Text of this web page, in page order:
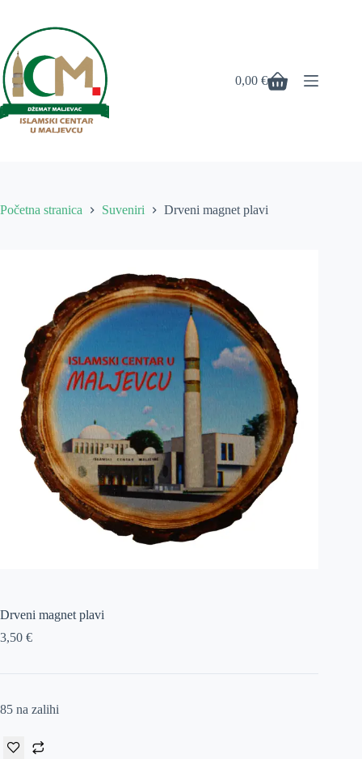
sadržaj
Košarica
0,00€
Početna stranica Suveniri Drveni magnet plavi
Drveni magnet plavi
3,50 €
85 na zalihi